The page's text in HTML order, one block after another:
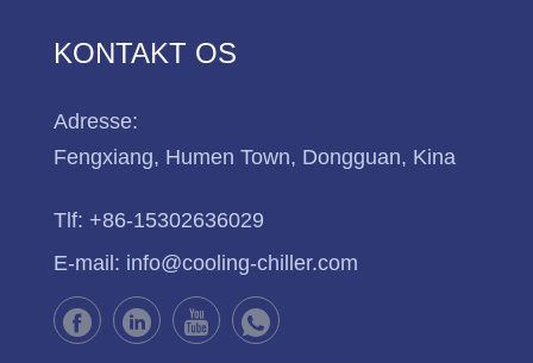
KONTAKT OS
Adresse:
Fengxiang, Humen Town, Dongguan, Kina
Tlf: +86-15302636029
E-mail: info@cooling-chiller.com